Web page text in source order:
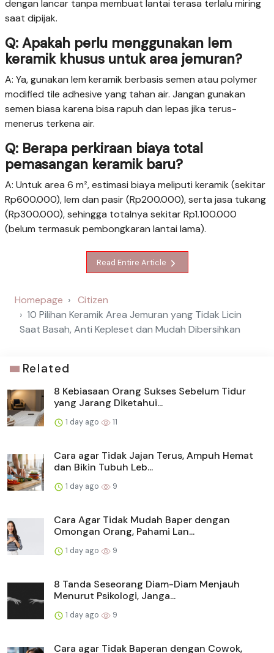
dengan lancar tanpa membuat lantai terasa terlalu miring
saat dipijak.
Q: Apakah perlu menggunakan lem
keramik khusus untuk area jemuran?
A: Ya, gunakan lem keramik berbasis semen atau polymer
modified tile adhesive yang tahan air. Jangan gunakan
semen biasa karena bisa rapuh dan lepas jika terus-
menerus terkena air.
Q: Berapa perkiraan biaya total
pemasangan keramik baru?
A: Untuk area 6 m², estimasi biaya meliputi keramik (sekitar
Rp600.000), lem dan pasir (Rp200.000), serta jasa tukang
(Rp300.000), sehingga totalnya sekitar Rp1.100.000
(belum termasuk pembongkaran lantai lama).
Read Entire Article
Homepage
Citizen
10 Pilihan Keramik Area Jemuran yang Tidak Licin
Saat Basah, Anti Kepleset dan Mudah Dibersihkan
Related
8 Kebiasaan Orang Sukses Sebelum Tidur
yang Jarang Diketahui...
1 day ago 11
Cara agar Tidak Jajan Terus, Ampuh Hemat
dan Bikin Tubuh Leb...
1 day ago 9
Cara Agar Tidak Mudah Baper dengan
Omongan Orang, Pahami Lan...
1 day ago 9
8 Tanda Seseorang Diam-Diam Menjauh
Menurut Psikologi, Janga...
1 day ago 9
Cara agar Tidak Baperan dengan Cowok,